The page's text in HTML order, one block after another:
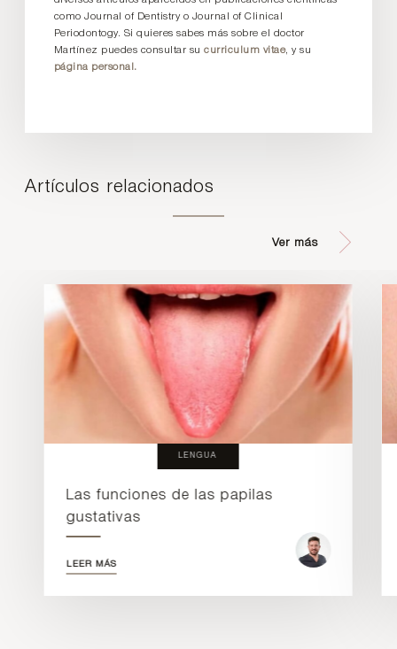
como Journal of Dentistry o Journal of Clinical
Periodontogy. Si quieres sabes más sobre el doctor
Martínez puedes consultar sucurriculum vitae, y su
página personal.
Artículos relacionados
Ver más
LENGUA
Las funciones de las papilas
gustativas
LEER MÁS